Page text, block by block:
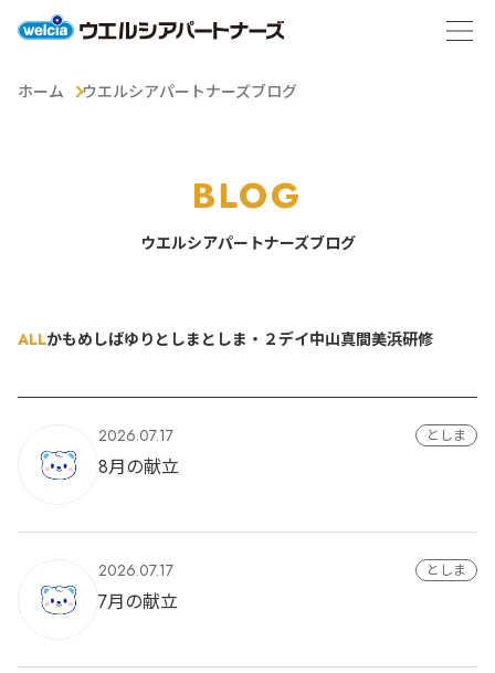
ホーム ウエルシアパートナーズブログ
BLOG
ウエルシアパートナーズブログ
ALLかもめ しばゆり としま としま・２デイ中山真間美浜研修
2026.07.17 としま
8月の献立
2026.07.17 としま
7月の献立